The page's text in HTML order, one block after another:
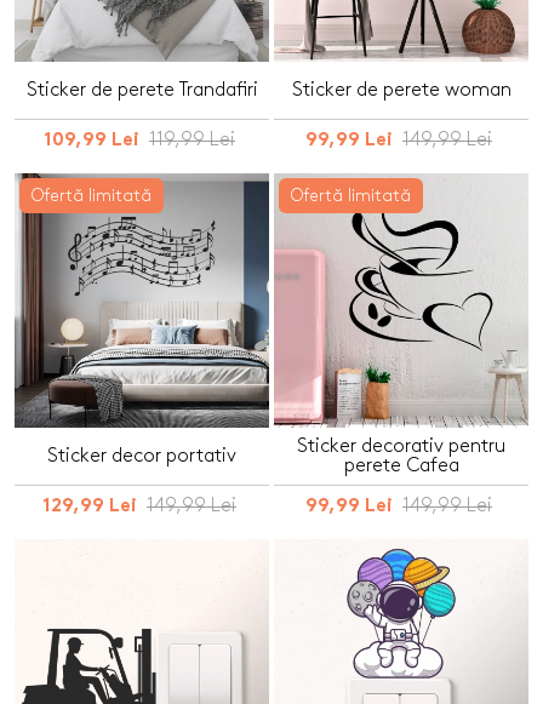
Sticker de perete Trandafiri
109,99 Lei 119,99 Lei
Sticker de perete woman
99,99 Lei 149,99 Lei
Ofertă limitată
Sticker decor portativ
129,99 Lei 149,99 Lei
Ofertă limitată
Sticker decorativ pentru
perete Cafea
99,99 Lei 149,99 Lei